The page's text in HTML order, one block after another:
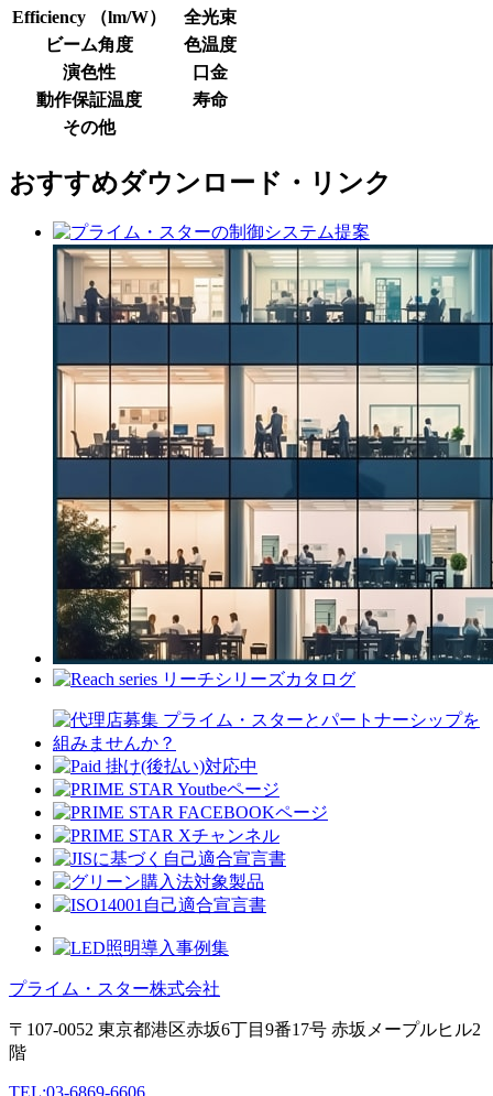
Efficiency （lm/W）
全光束
ビーム角度
色温度
演色性
口金
動作保証温度
寿命
その他
おすすめダウンロード・リンク
プライム・スター株式会社
〒107-0052 東京都港区赤坂6丁目9番17号 赤坂メープルヒル2
階